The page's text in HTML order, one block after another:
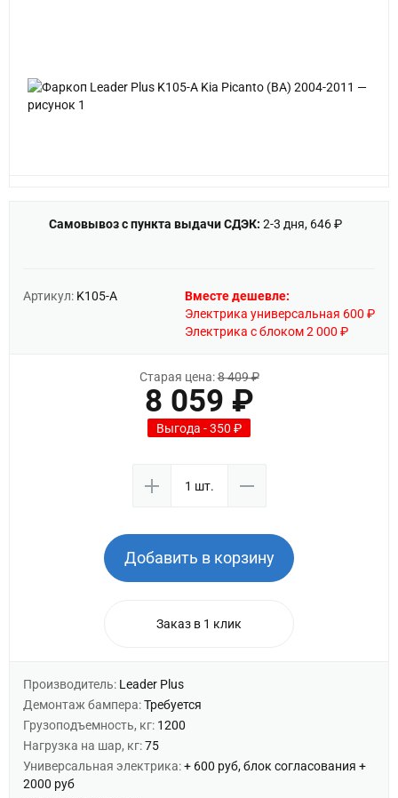
Самовывоз с пункта выдачи СДЭК: 2-3 дня, 646 ₽
Артикул: K105-A
Вместе дешевле:
Электрика универсальная 600 ₽
Электрика с блоком 2 000 ₽
Старая цена:8 409 ₽
8 059 ₽
Выгода - 350 ₽
Добавить в корзину
Заказ в 1 клик
Производитель: Leader Plus
Демонтаж бампера:Требуется
Грузоподъемность, кг: 1200
Нагрузка на шар, кг:75
Универсальная электрика:+ 600 руб, блок согласования +
2000 руб